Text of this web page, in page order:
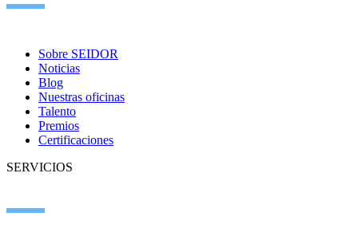
Sobre SEIDOR
Noticias
Blog
Nuestras oficinas
Talento
Premios
Certificaciones
SERVICIOS